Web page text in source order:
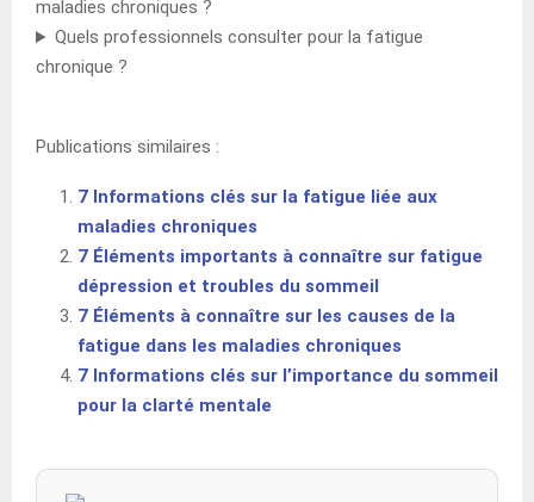
maladies chroniques ?
Quels professionnels consulter pour la fatigue
chronique ?
Publications similaires :
7 Informations clés sur la fatigue liée aux
maladies chroniques
7 Éléments importants à connaître sur fatigue
dépression et troubles du sommeil
7 Éléments à connaître sur les causes de la
fatigue dans les maladies chroniques
7 Informations clés sur l’importance du sommeil
pour la clarté mentale